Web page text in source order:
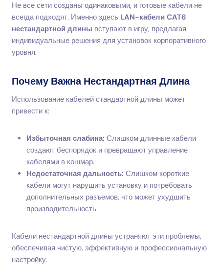
Не все сети созданы одинаковыми, и готовые кабели не
всегда подходят. Именно здесь LAN-кабели CAT6
нестандартной длины вступают в игру, предлагая
индивидуальные решения для установок корпоративного
уровня.
Почему Важна Нестандартная Длина
Использование кабелей стандартной длины может
привести к:
Избыточная слабина: Слишком длинные кабели
создают беспорядок и превращают управление
кабелями в кошмар.
Недостаточная дальность: Слишком короткие
кабели могут нарушить установку и потребовать
дополнительных разъемов, что может ухудшить
производительность.
Кабели нестандартной длины устраняют эти проблемы,
обеспечивая чистую, эффективную и профессиональную
настройку.